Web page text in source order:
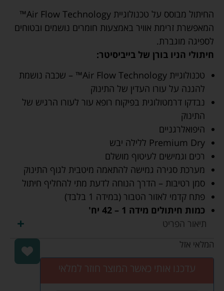
החיתול מבוסס על טכנולוגיית Air Flow Technology™
המאפשרת זרימת אוויר באמצעות חומרים נושמים ובטוחים
לספיגה מוגברת.
חיתולי הניו בורן של בייביסיטר:
טכנולוגיית Air Flow Technology™ – שכבה נושמת
להגנה על עורו העדין של התינוק
נבדקו דרמטולוגית בפיקוח רופא עור לעורו הרגיש של
התינוק
היפואלרגניים
Premium Dry ללילה יבש
רכים וגמישים לעיטוף מושלם
מערכת סגירה גמישה להתאמה מיטבית לגוף התינוק
סמן רטיבות – הדרך הנוחה לדעת מתי להחליף חיתול
פתח קדמי לאזור הטבור (במידה 1 בלבד)
כמות חיתולים מידה 1 – 42 יח'
תיאור הפריט
המלאי אזל
עדכנו אותי כאשר המוצר חוזר למלאי